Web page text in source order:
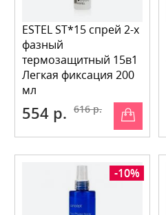
ESTEL ST*15 спрей 2-х
фазный
термозащитный 15в1
Легкая фиксация 200
мл
554 р. 616 р.
-10%